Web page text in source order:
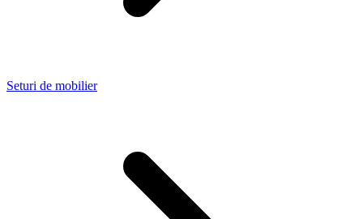
Seturi de mobilier